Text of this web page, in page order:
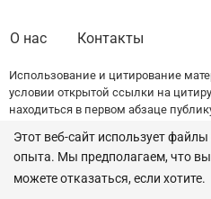
О нас Контакты
Использование и цитирование
условии открытой ссылки на
находиться в первом абзаце
© 2022 — All Rights Reserved.
Этот веб-сайт использует
опыта. Мы предполагаем, что
можете отказаться, если хотите.